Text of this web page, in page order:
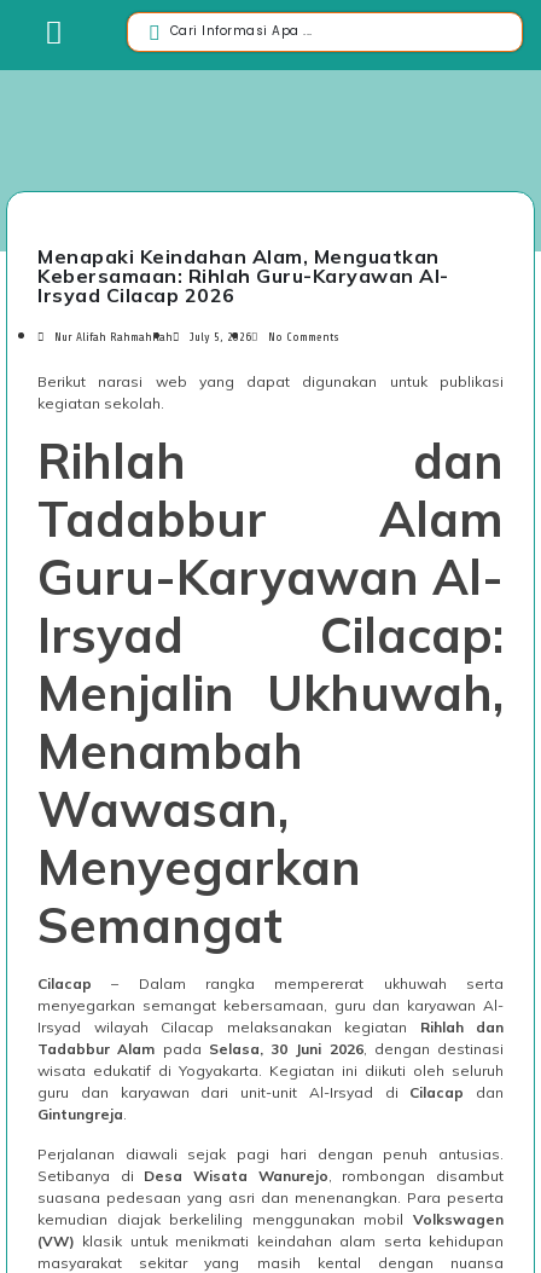
Menapaki Keindahan Alam, Menguatkan
Kebersamaan: Rihlah Guru-Karyawan Al-
Irsyad Cilacap 2026
Nur Alifah Rahmahilah July 5, 2026 No Comments
Berikut narasi web yang dapat digunakan untuk publikasi
kegiatan sekolah.
Rihlah dan
Tadabbur Alam
Guru-Karyawan Al-
Irsyad Cilacap:
Menjalin Ukhuwah,
Menambah
Wawasan,
Menyegarkan
Semangat
Cilacap – Dalam rangka mempererat ukhuwah serta
menyegarkan semangat kebersamaan, guru dan karyawan Al-
Irsyad wilayah Cilacap melaksanakan kegiatan Rihlah dan
Tadabbur Alam pada Selasa, 30 Juni 2026, dengan destinasi
wisata edukatif di Yogyakarta. Kegiatan ini diikuti oleh seluruh
guru dan karyawan dari unit-unit Al-Irsyad di Cilacap dan
Gintungreja.
Perjalanan diawali sejak pagi hari dengan penuh antusias.
Setibanya di Desa Wisata Wanurejo , rombongan disambut
suasana pedesaan yang asri dan menenangkan. Para peserta
kemudian diajak berkeliling menggunakan mobil Volkswagen
(VW) klasik untuk menikmati keindahan alam serta kehidupan
masyarakat sekitar yang masih kental dengan nuansa